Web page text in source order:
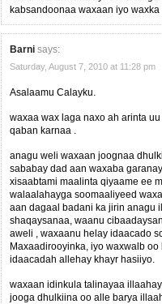
kabsandoonaa waxaan iyo
Barni says:
Saturday, August 7, 2010 at 11:28 pm
Asalaamu Calayku.
waxaa wax laga naxo ah arinta
qaban karnaa .
anagu weli waxaan joognaa
sababay dad aan waxaba
xisaabtami maalinta qiyaame ee
walaalahayga soomaaliyeed
aan dagaal badani ka jirin anagu
shaqaysanaa, waanu
aweli , waxaanu helay idaacado
Maxaadirooyinka, iyo waxwalb
idaacadah allehay khayr hasiiyo.
waxaan idinkula talinayaa
jooga dhulkiina oo alle barya